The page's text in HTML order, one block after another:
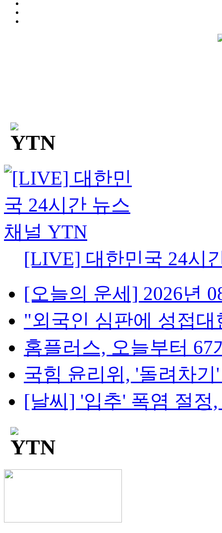
[LIVE] 대한민국 24시
[오늘의 운세] 2026년
"외국인 심판에 성접대
홈플러스, 오늘부터 67
국힘 윤리위, '돌려차기
[날씨] '입추' 폭염 절정,